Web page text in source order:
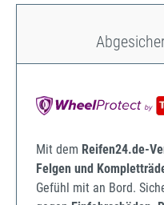
Mit dem Reifen24.de-
Felgen und
Gefühl mit an Bord.